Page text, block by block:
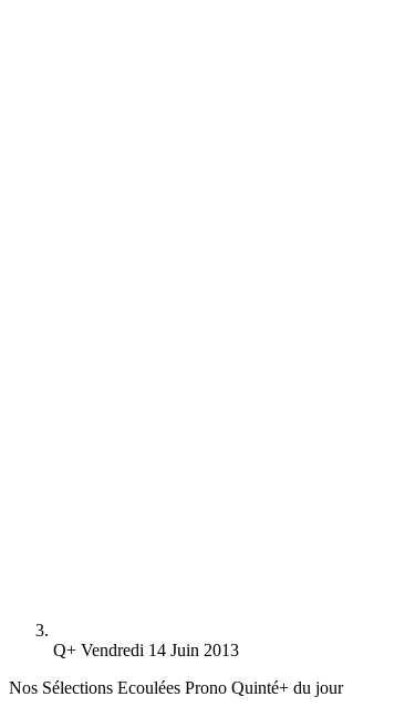
Q+ Vendredi 14 Juin 2013
Nos Sélections Ecoulées Prono Quinté+ du jour